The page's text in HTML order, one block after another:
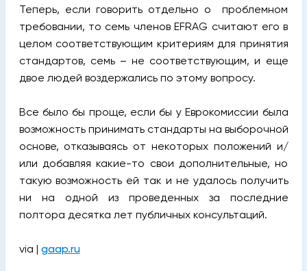
Теперь, если говорить отдельно о проблемном
требовании, то семь членов EFRAG считают его в
целом соответствующим критериям для принятия
стандартов, семь – не соответствующим, и еще
двое людей воздержались по этому вопросу.
Все было бы проще, если бы у Еврокомиссии была
возможность принимать стандарты на выборочной
основе, отказываясь от некоторых положений и/
или добавляя какие-то свои дополнительные, но
такую возможность ей так и не удалось получить
ни на одной из проведенных за последние
полтора десятка лет публичных консультаций.
via | gaap.ru